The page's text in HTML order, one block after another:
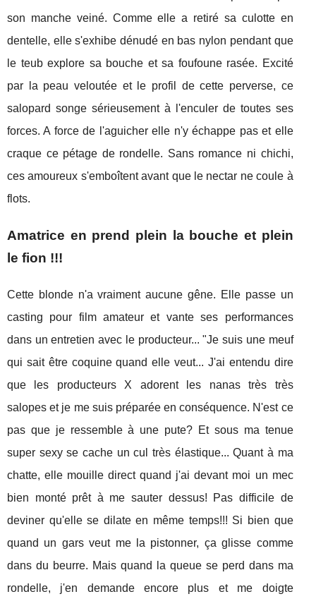
son manche veiné. Comme elle a retiré sa culotte en
dentelle, elle s'exhibe dénudé en bas nylon pendant que
le teub explore sa bouche et sa foufoune rasée. Excité
par la peau veloutée et le profil de cette perverse, ce
salopard songe sérieusement à l'enculer de toutes ses
forces. A force de l'aguicher elle n'y échappe pas et elle
craque ce pétage de rondelle. Sans romance ni chichi,
ces amoureux s'emboîtent avant que le nectar ne coule à
flots.
Amatrice en prend plein la bouche et plein
le fion !!!
Cette blonde n'a vraiment aucune gêne. Elle passe un
casting pour film amateur et vante ses performances
dans un entretien avec le producteur... "Je suis une meuf
qui sait être coquine quand elle veut... J'ai entendu dire
que les producteurs X adorent les nanas très très
salopes et je me suis préparée en conséquence. N'est ce
pas que je ressemble à une pute? Et sous ma tenue
super sexy se cache un cul très élastique... Quant à ma
chatte, elle mouille direct quand j'ai devant moi un mec
bien monté prêt à me sauter dessus! Pas difficile de
deviner qu'elle se dilate en même temps!!! Si bien que
quand un gars veut me la pistonner, ça glisse comme
dans du beurre. Mais quand la queue se perd dans ma
rondelle, j'en demande encore plus et me doigte